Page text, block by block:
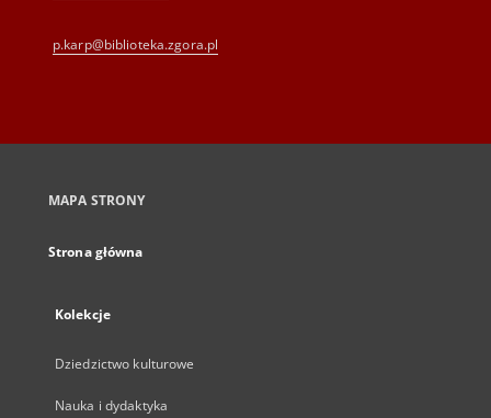
p.karp@biblioteka.zgora.pl
MAPA STRONY
Strona główna
Kolekcje
Dziedzictwo kulturowe
Nauka i dydaktyka